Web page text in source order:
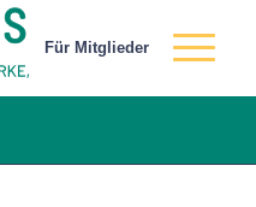
Für Mitglieder